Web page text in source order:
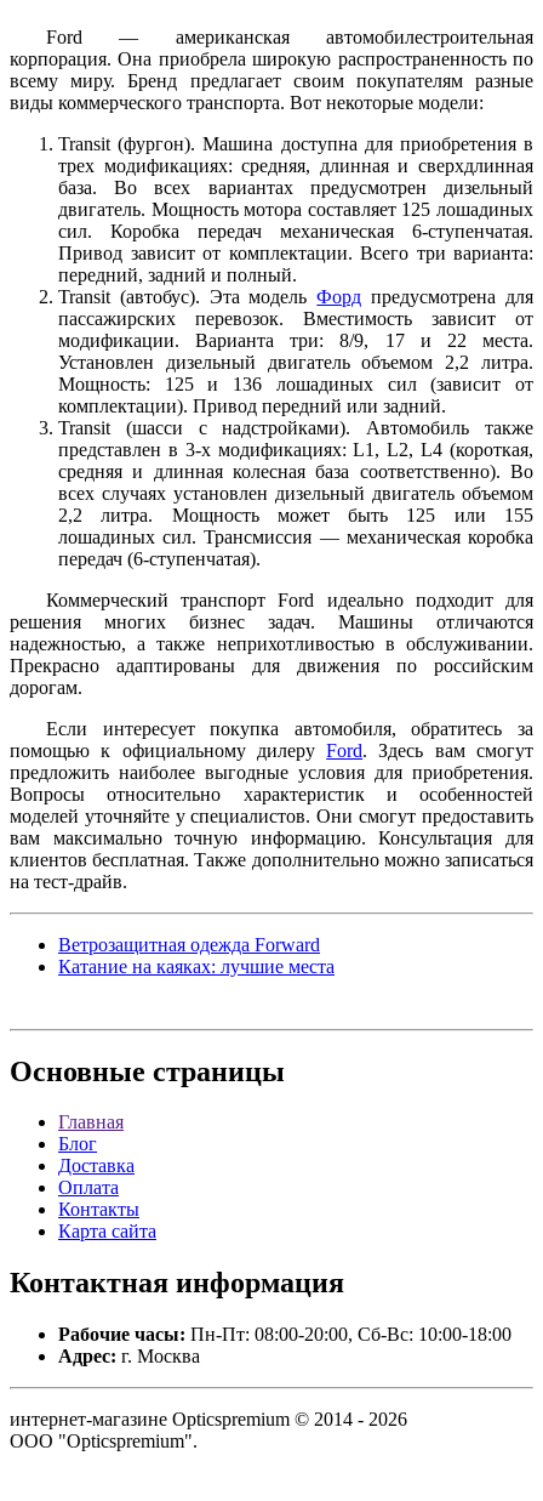
Ford — американская автомобилестроительная
корпорация. Она приобрела широкую распространенность по
всему миру. Бренд предлагает своим покупателям разные
виды коммерческого транспорта. Вот некоторые модели:
Transit (фургон). Машина доступна для приобретения в
трех модификациях: средняя, длинная и сверхдлинная
база. Во всех вариантах предусмотрен дизельный
двигатель. Мощность мотора составляет 125 лошадиных
сил. Коробка передач механическая 6-ступенчатая.
Привод зависит от комплектации. Всего три варианта:
передний, задний и полный.
Transit (автобус). Эта модельФорд предусмотрена для
пассажирских перевозок. Вместимость зависит от
модификации. Варианта три: 8/9, 17 и 22 места.
Установлен дизельный двигатель объемом 2,2 литра.
Мощность: 125 и 136 лошадиных сил (зависит от
комплектации). Привод передний или задний.
Transit (шасси с надстройками). Автомобиль также
представлен в 3-х модификациях: L1, L2, L4 (короткая,
средняя и длинная колесная база соответственно). Во
всех случаях установлен дизельный двигатель объемом
2,2 литра. Мощность может быть 125 или 155
лошадиных сил. Трансмиссия — механическая коробка
передач (6-ступенчатая).
Коммерческий транспорт Ford идеально подходит для
решения многих бизнес задач. Машины отличаются
надежностью, а также неприхотливостью в обслуживании.
Прекрасно адаптированы для движения по российским
дорогам.
Если интересует покупка автомобиля, обратитесь за
помощью к официальному дилеруFord. Здесь вам смогут
предложить наиболее выгодные условия для приобретения.
Вопросы относительно характеристик и особенностей
моделей уточняйте у специалистов. Они смогут предоставить
вам максимально точную информацию. Консультация для
клиентов бесплатная. Также дополнительно можно записаться
на тест-драйв.
Ветрозащитная одежда Forward
Катание на каяках: лучшие места
Основные страницы
Главная
Блог
Доставка
Оплата
Контакты
Карта сайта
Контактная информация
Рабочие часы: Пн-Пт: 08:00-20:00, Сб-Вс: 10:00-18:00
Адрес: г. Москва
интернет-магазине Opticspremium © 2014 - 2026
ООО "Opticspremium".